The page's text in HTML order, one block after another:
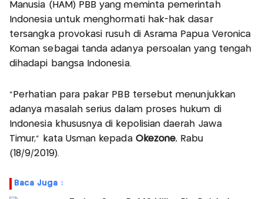
Manusia (HAM) PBB yang meminta pemerintah
Indonesia untuk menghormati hak-hak dasar
tersangka provokasi rusuh di Asrama Papua Veronica
Koman sebagai tanda adanya persoalan yang tengah
dihadapi bangsa Indonesia.
"Perhatian para pakar PBB tersebut menunjukkan
adanya masalah serius dalam proses hukum di
Indonesia khususnya di kepolisian daerah Jawa
Timur," kata Usman kepada Okezone, Rabu
(18/9/2019).
Baca Juga :